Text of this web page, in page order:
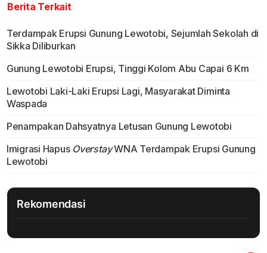
Berita Terkait
Terdampak Erupsi Gunung Lewotobi, Sejumlah Sekolah di
Sikka Diliburkan
Gunung Lewotobi Erupsi, Tinggi Kolom Abu Capai 6 Km
Lewotobi Laki-Laki Erupsi Lagi, Masyarakat Diminta
Waspada
Penampakan Dahsyatnya Letusan Gunung Lewotobi
Imigrasi Hapus OverstayWNA Terdampak Erupsi Gunung
Lewotobi
Rekomendasi